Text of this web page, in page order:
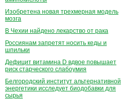
Изобретена новая трехмерная модель
мозга
В Чехии найдено лекарство от рака
Россиянам запретят носить кеды и
шпильки
Дефицит витамина D вдвое повышает
риск старческого слабоумия
Белгородский институт альтернативной
энергетики исследует биодобавки для
сырья